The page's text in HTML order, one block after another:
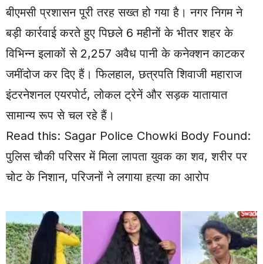
बीएमसी प्रशासन पूरी तरह सख्त हो गया है। नगर निगम ने
बड़ी कार्रवाई करते हुए पिछले 6 महीनों के भीतर शहर के
विभिन्न इलाकों से 2,257 अवैध पानी के कनेक्शन काटकर
जमींदोज कर दिए हैं। फिलहाल, छत्रपति शिवाजी महाराज
इंटरनेशनल एयरपोर्ट, लोकल ट्रेनें और सड़क यातायात
सामान्य रूप से चल रहे हैं।
Read this: Sagar Police Chowki Body Found:
पुलिस चौकी परिसर में मिला लापता युवक का शव, शरीर पर
चोट के निशान, परिजनों ने लगाया हत्या का आरोप